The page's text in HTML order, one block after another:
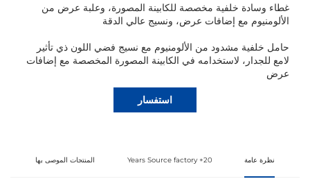
غطاء وسادة خلفية مخصصة للكابينة المصورة، وعلبة عرض من
الألومنيوم مع إضافات عرض، ونسيج عالي الدقة
حامل خلفية مشدود من الألومنيوم مع نسيج فضي اللون ذي تأثير
لامع للجدار، لاستخدامه في الكابينة المصورة المخصصة مع إضافات
عرض
استفسار
نظرة عامة 20+ Years Source factory المنتجات الموصى بها